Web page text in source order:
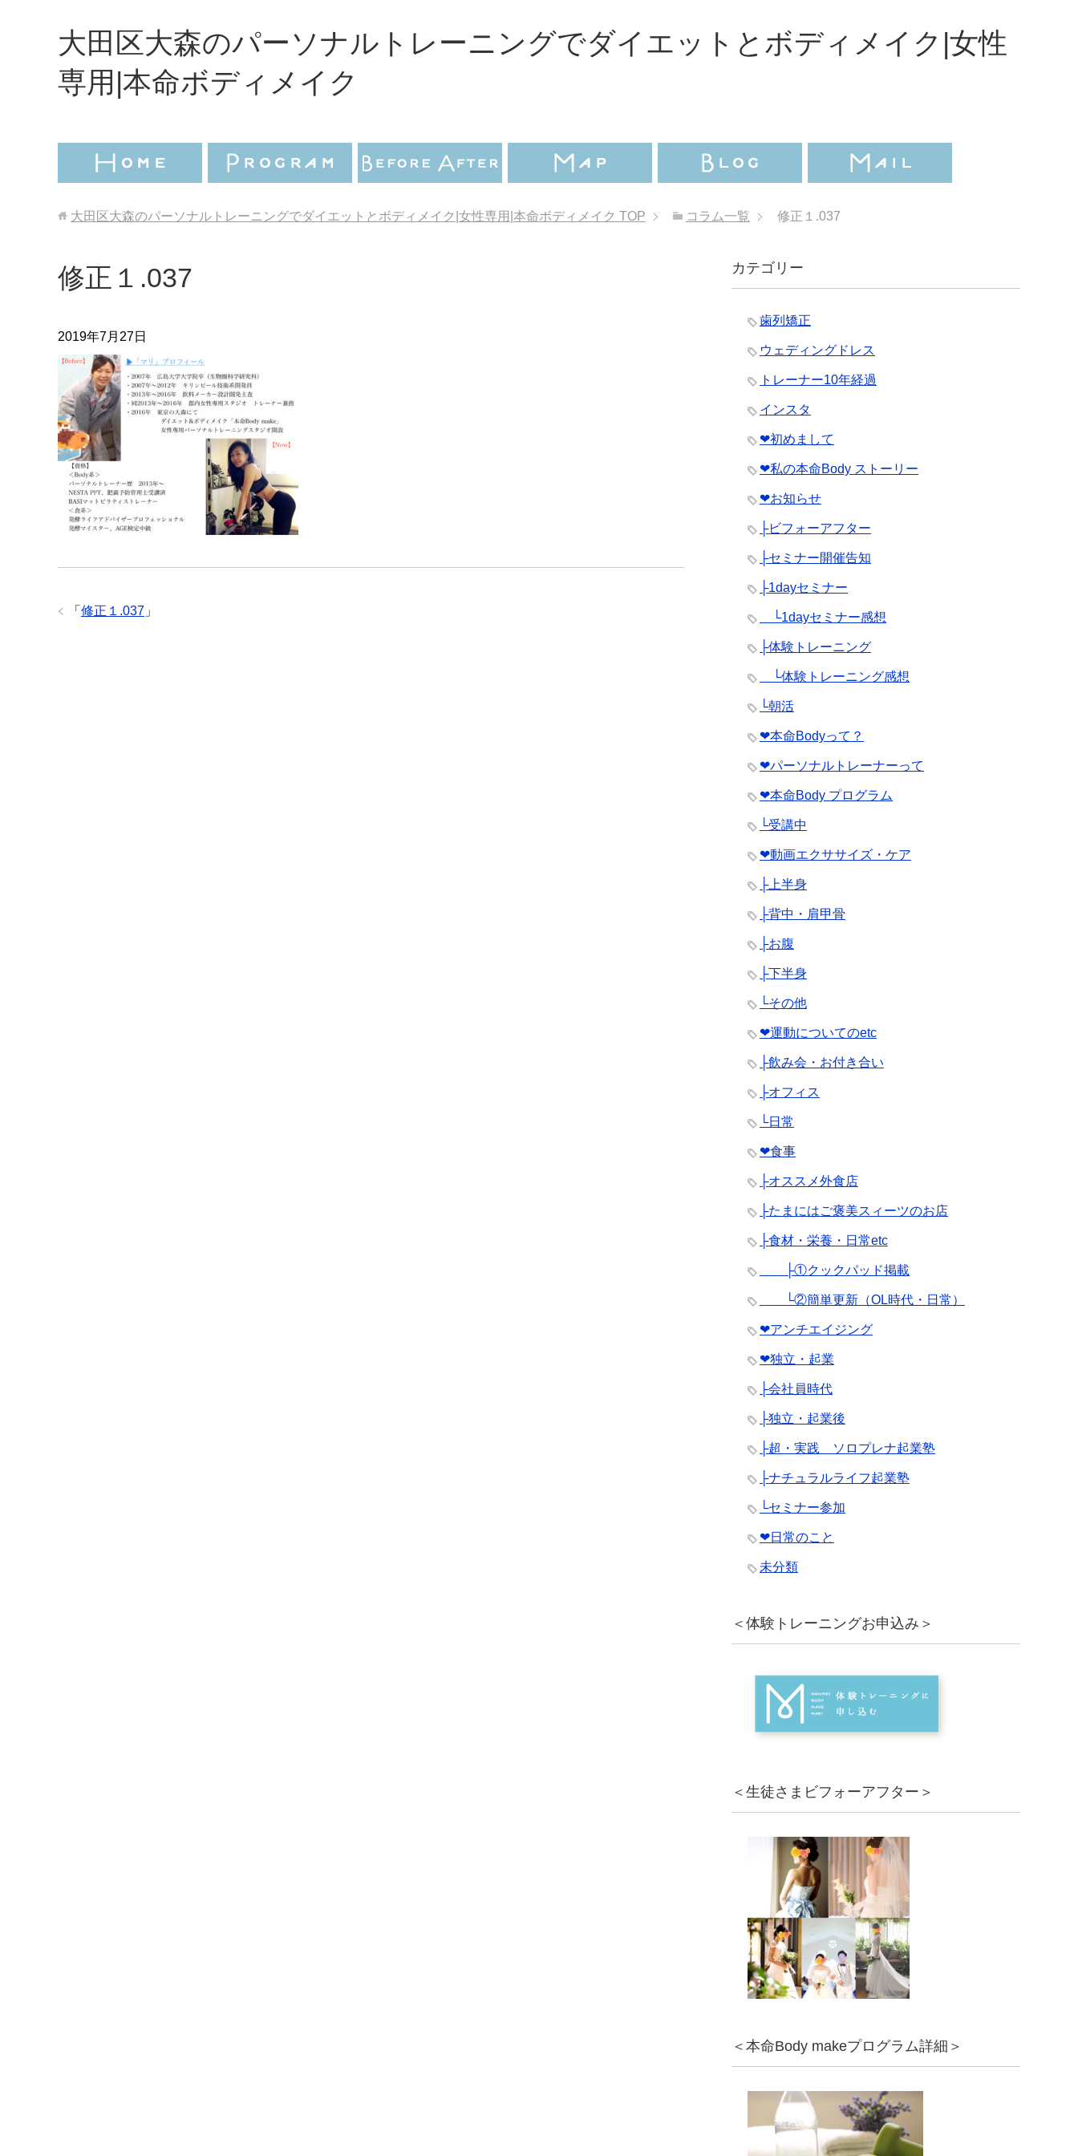
大田区大森のパーソナルトレーニングでダイエットとボディメイク|女性
専用|本命ボディメイク
大田区大森のパーソナルトレーニングでダイエットとボディメイク|女性専用|本命ボディメイク TOP コラム一覧 修正１.037
修正１.037
2019年7月27日
「 修正１.037 」
カテゴリー
歯列矯正
ウェディングドレス
トレーナー10年経過
インスタ
❤︎初めまして
❤︎私の本命Body ストーリー
❤︎お知らせ
├ビフォーアフター
├セミナー開催告知
├1dayセミナー
└1dayセミナー感想
├体験トレーニング
└体験トレーニング感想
└朝活
❤︎本命Bodyって？
❤︎パーソナルトレーナーって
❤︎本命Body プログラム
└受講中
❤︎動画エクササイズ・ケア
├上半身
├背中・肩甲骨
├お腹
├下半身
└その他
❤︎運動についてのetc
├飲み会・お付き合い
├オフィス
└日常
❤︎食事
├オススメ外食店
├たまにはご褒美スィーツのお店
├食材・栄養・日常etc
├①クックパッド掲載
└②簡単更新（OL時代・日常）
❤︎アンチエイジング
❤︎独立・起業
├会社員時代
├独立・起業後
├超・実践 ソロプレナ起業塾
├ナチュラルライフ起業塾
└セミナー参加
❤︎日常のこと
未分類
＜体験トレーニングお申込み＞
＜生徒さまビフォーアフター＞
＜本命Body makeプログラム詳細＞